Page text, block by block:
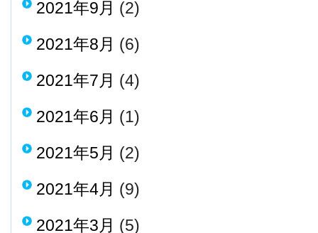
2021年9月 (2)
2021年8月 (6)
2021年7月 (4)
2021年6月 (1)
2021年5月 (2)
2021年4月 (9)
2021年3月 (5)